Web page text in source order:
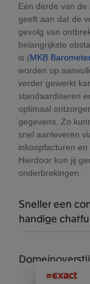
Eén derde van
geeft aan dat de
gevolg van
belangrijkste
is (MKB
worden op
verder gewerkt
standaardiseren
optimaal
gegevens. Zo
snel aanleveren
inkoopfacturen
Hierdoor kun jij
onderbrekingen.
Sneller een
handige